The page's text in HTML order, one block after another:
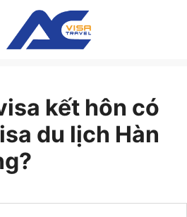
kết hôn có
du lịch Hàn